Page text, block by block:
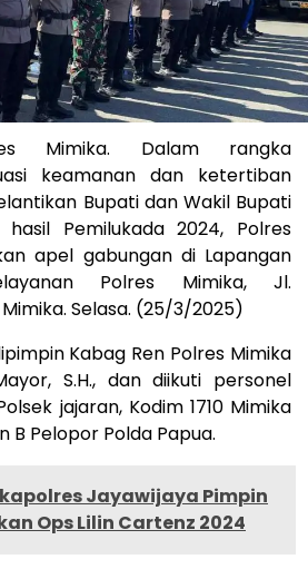
Mimika. Dalam rangka
keamanan dan ketertiban
Bupati dan Wakil Bupati
Pemilukada 2024, Polres
apel gabungan di Lapangan
Polres Mimika, Jl.
Selasa. (25/3/2025)
Kabag Ren Polres Mimika
S.H., dan diikuti personel
jajaran, Kodim 1710 Mimika
B Pelopor Polda Papua.
Jayawijaya Pimpin
Ops Lilin Cartenz 2024